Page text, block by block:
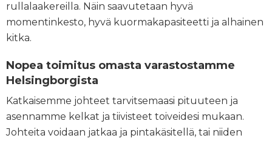
rullalaakereilla. Näin saavutetaan hyvä
momentinkesto, hyvä kuormakapasiteetti ja alhainen
kitka.
Nopea toimitus omasta varastostamme
Helsingborgista
Katkaisemme johteet tarvitsemaasi pituuteen ja
asennamme kelkat ja tiivisteet toiveidesi mukaan.
Johteita voidaan jatkaa ja pintakäsitellä, tai niiden